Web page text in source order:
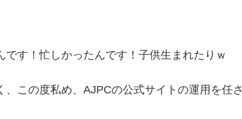
す！忙しかったんです！子供生まれたりｗ
この度私め、AJPCの公式サイトの運用を任さ